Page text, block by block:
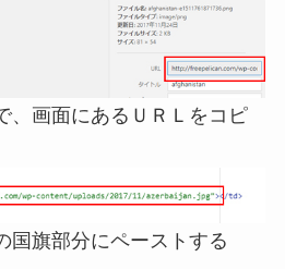
、画面にあるＵＲＬをコピ
国旗部分にペーストする